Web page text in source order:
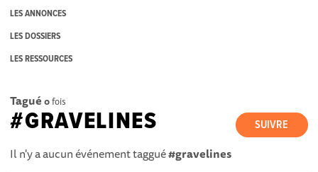
LES ANNONCES
LES DOSSIERS
LES RESSOURCES
Tagué 0fois
SUIVRE
#GRAVELINES
Il n'y a aucun événement taggué#gravelines